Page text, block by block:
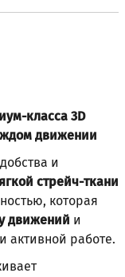
класса 3D
движении
и
стрейч-ткани
которая
движений и
активной работе.